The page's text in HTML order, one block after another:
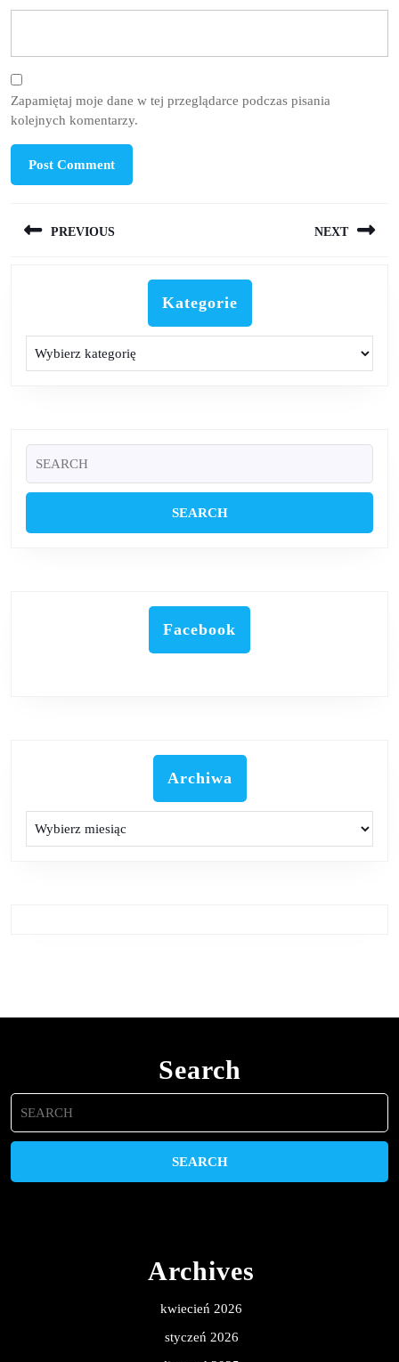
Zapamiętaj moje dane w tej przeglądarce podczas pisania
kolejnych komentarzy.
wpisuPREVIOUS NEXT
post:
Kategorie
for:
Facebook
Archiwa
Search
Search
for:
Archives
kwiecień 2026
styczeń 2026